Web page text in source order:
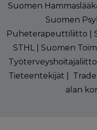
Suomen
Suomen
Puheterapeuttiliitto |
STHL | Suomen
Työterveyshoitajaliitto
Tieteentekijät |
alan